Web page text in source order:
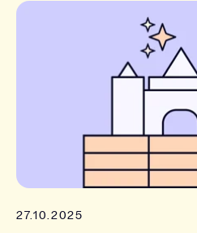
27.10.2025